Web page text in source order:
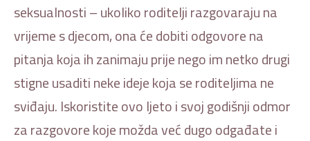
seksualnosti – ukoliko roditelji razgovaraju na
vrijeme s djecom, ona će dobiti odgovore na
pitanja koja ih zanimaju prije nego im netko drugi
stigne usaditi neke ideje koja se roditeljima ne
sviđaju. Iskoristite ovo ljeto i svoj godišnji odmor
za razgovore koje možda već dugo odgađate i